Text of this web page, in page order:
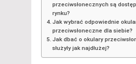
przeciwsłonecznych są
rynku?
Jak wybrać odpowiednie
przeciwsłoneczne dla siebie?
Jak dbać o okulary
służyły jak najdłużej?